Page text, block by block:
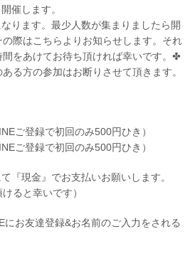
催します。
ります。最少人数が集まりましたら開
際はこちらよりお知らせします。それ
間をあけてお待ち頂ければ幸いです。✤
る方の参加はお断りさせて頂きます。
ご登録で初回のみ500円ひき）
ご登録で初回のみ500円ひき）
『現金』でお支払いお願いします。
ると幸いです）
にお友達登録&お名前のご入力をされる